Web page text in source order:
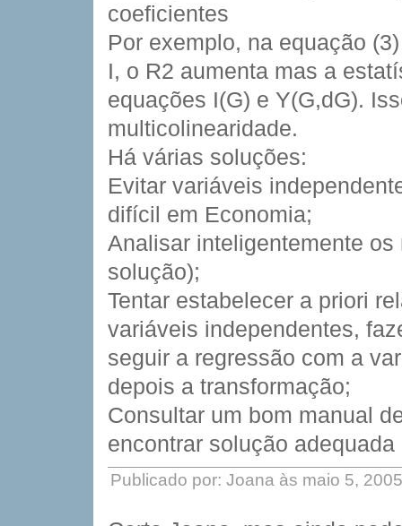
coeficientes
Por exemplo, na equação
I, o R2 aumenta mas a
equações I(G) e Y(G,dG).
multicolinearidade.
Há várias soluções:
Evitar variáveis
difícil em Economia;
Analisar inteligentemente
solução);
Tentar estabelecer a priori
variáveis independentes,
seguir a regressão com a
depois a transformação;
Consultar um bom manual
encontrar solução adequada
Publicado por: Joana às maio 5,